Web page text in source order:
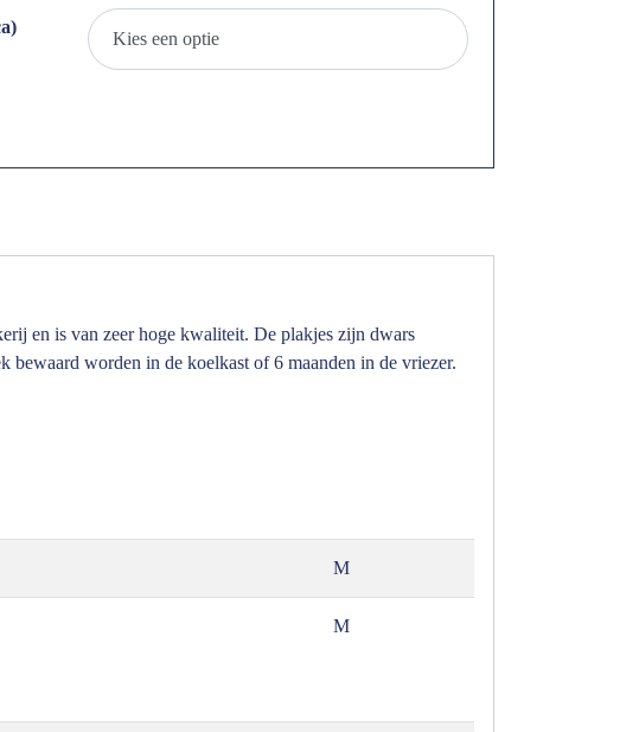
en is van zeer hoge kwaliteit. De plakjes zijn dwars
bewaard worden in de koelkast of 6 maanden in de vriezer.
M
M